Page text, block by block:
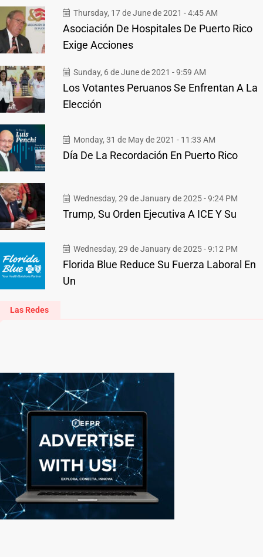
Thursday, 17 de June de 2021 - 4:45 AM
Asociación De Hospitales De Puerto Rico
Exige Acciones
Sunday, 6 de June de 2021 - 9:59 AM
Los Votantes Peruanos Se Enfrentan A La
Elección
Monday, 31 de May de 2021 - 11:33 AM
Día De La Recordación En Puerto Rico
Wednesday, 29 de January de 2025 - 9:24 PM
Trump, Su Orden Ejecutiva A ICE Y Su
Wednesday, 29 de January de 2025 - 9:12 PM
Florida Blue Reduce Su Fuerza Laboral En
Un
Las Redes